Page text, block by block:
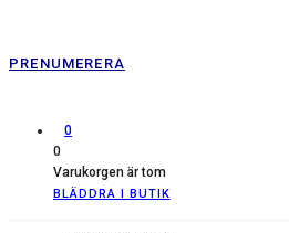
PRENUMERERA
0
0
Varukorgen är tom
BLÄDDRA I BUTIK